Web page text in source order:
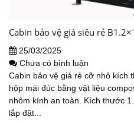
Cabin bảo vệ giá siêu rẻ
25/03/2025
Chưa có bình luận
Cabin bảo vệ giá rẻ cỡ nhỏ kích
hộp mái đúc bằng vật liệu
nhôm kính an toàn. Kích thước
lắp đặt...